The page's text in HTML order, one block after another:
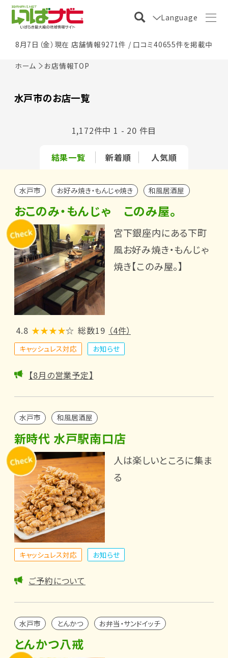
Language
8月7日（金）現在 店舗情報9271件 / 口コミ40655件を掲載中
ホーム お店情報TOP
水戸市のお店一覧
結果一覧 新着順 人気順
1,172件中 1 - 20 件目
水戸市 お好み焼き・もんじゃ焼き 和風居酒屋
おこのみ・もんじゃ このみ屋。
宮下銀座内にある下町
風お好み焼き・もんじゃ
焼き【このみ屋。】
4.8 ★★★★☆ 総数19 （4件）
キャッシュレス対応 お知らせ
【8月の営業予定】
水戸市 和風居酒屋
新時代 水戸駅南口店
人は楽しいところに集ま
る
キャッシュレス対応 お知らせ
ご予約について
水戸市 とんかつ お弁当・サンドイッチ
とんかつ八戒